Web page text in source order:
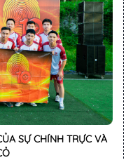
SỰ CHÍNH TRỰC VÀ